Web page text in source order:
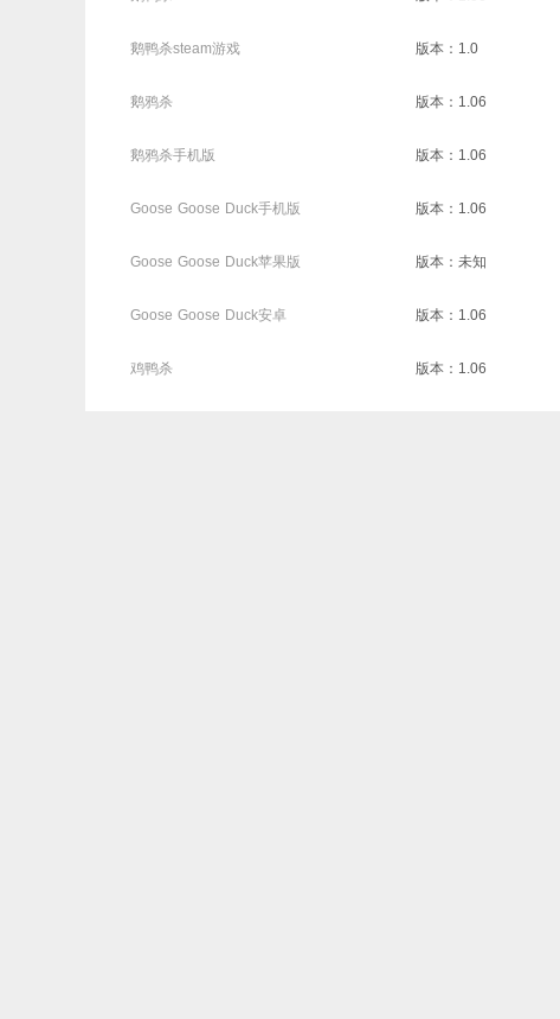
鹅鸭杀steam游戏 版本：1.0
鹅鸦杀 版本：1.06
鹅鸦杀手机版 版本：1.06
Goose Goose Duck手机版 版本：1.06
Goose Goose Duck苹果版 版本：未知
Goose Goose Duck安卓 版本：1.06
鸡鸭杀 版本：1.06